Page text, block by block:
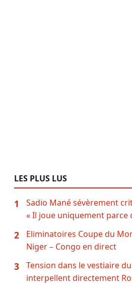
LES PLUS LUS
1
Sadio Mané sévèrement
« Il joue uniquement parce
2
Eliminatoires Coupe du
Niger – Congo en direct
3
Tension dans le vestiaire
interpellent directement